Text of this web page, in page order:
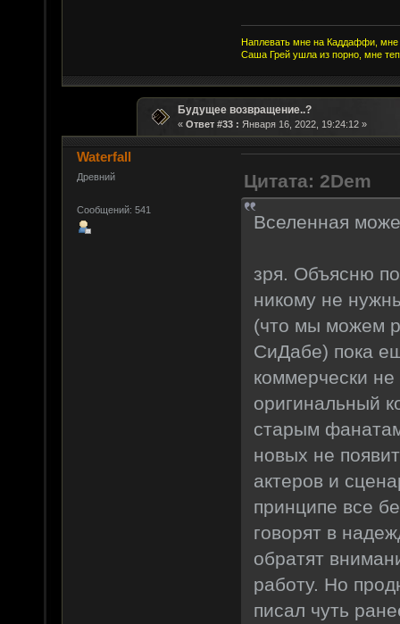
Наплевать мне на Каддаффи, мне
Саша Грей ушла из порно, мне
Будущее возвращение..?
« Ответ #33 : Января 16, 2022, 19:24:12 »
Waterfall
Древний
Сообщений: 541
Цитата: 2Dem
Вселенная
зря. Объясню
никому не
(что мы можем
СиДабе) пока
коммерчески не
оригинальный
старым
новых не
актеров и
принципе все
говорят в
обратят
работу. Но
писал чуть